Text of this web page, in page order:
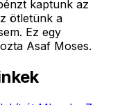
kaptunk az
ötletünk a
Ez egy
Asaf Moses.